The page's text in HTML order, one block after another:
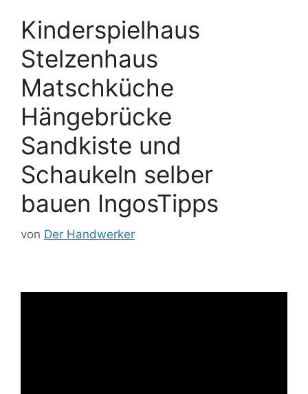
Kinderspielhaus
Stelzenhaus
Matschküche
Hängebrücke
Sandkiste und
Schaukeln selber
bauen IngosTipps
von Der Handwerker